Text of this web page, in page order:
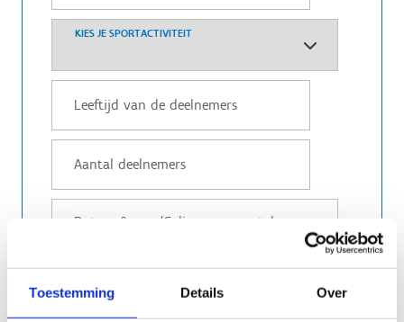
Toestemming Details Over
KIES JE SPORTACTIVITEIT